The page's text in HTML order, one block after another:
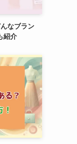
なブラン
紹介